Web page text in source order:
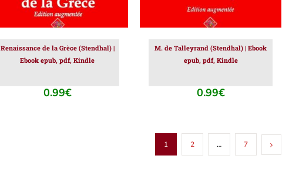
Renaissance de la Grèce (Stendhal) |
Ebook epub, pdf, Kindle
0.99€
M. de Talleyrand (Stendhal) | Ebook
epub, pdf, Kindle
0.99€
1 2 … 7